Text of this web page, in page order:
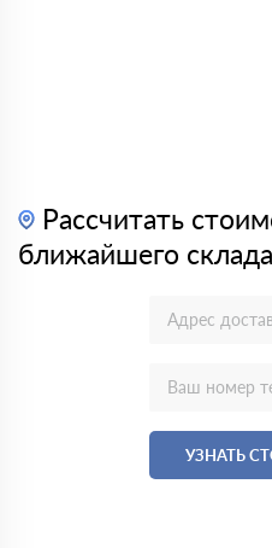
Рассчитать
ближайшего склада
УЗНАТЬ